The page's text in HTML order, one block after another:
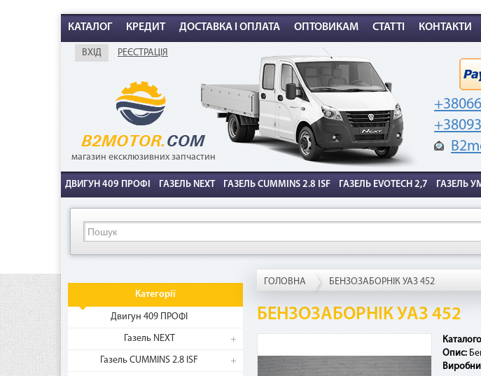
КАТАЛОГ КРЕДИТ ДОСТАВКА І ОПЛАТА ОПТОВИКАМ СТАТТІ КОНТАКТИ
ВХІД РЕЄСТРАЦІЯ
магазин ексклюзивних запчастин
ДВИГУН 409 ПРОФІ ГАЗЕЛЬ NEXT ГАЗЕЛЬ CUMMINS 2.8 ISF ГАЗЕЛЬ EVOTECH 2,7 ГАЗЕЛЬ
Категорії
Двигун 409 ПРОФІ
Газель NEXT
Газель CUMMINS 2.8 ISF
ГОЛОВНА БЕНЗОЗАБОРНІК УАЗ 452
БЕНЗОЗАБОРНІК УАЗ 452
Опис:
Как воспользоваться
на b2motor.com и положите
в корзину